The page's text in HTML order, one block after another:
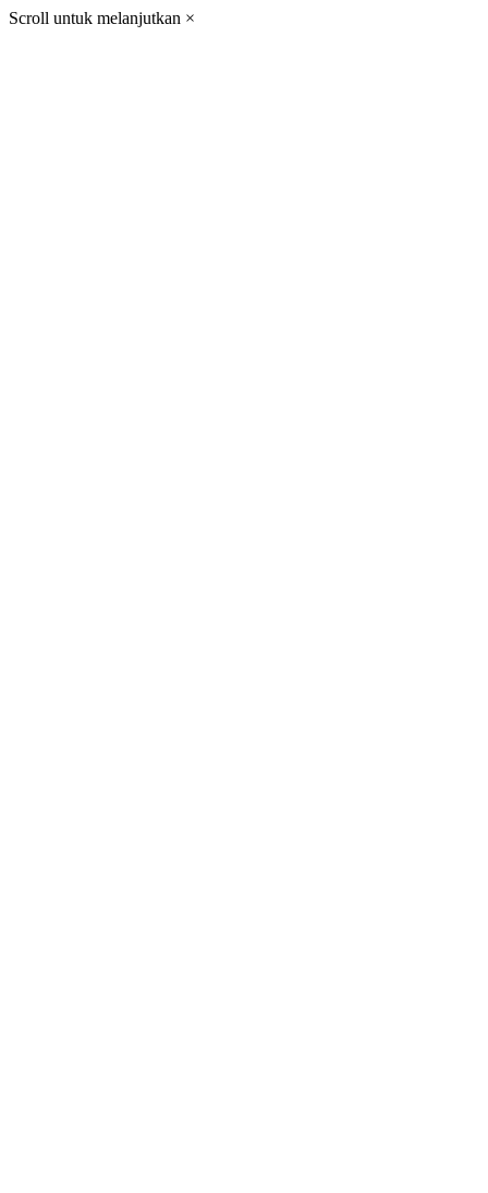
Scroll untuk melanjutkan ×